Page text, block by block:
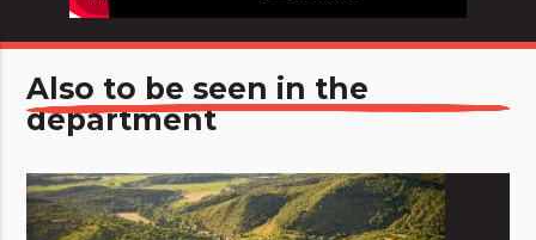
Also to be seen in the
department